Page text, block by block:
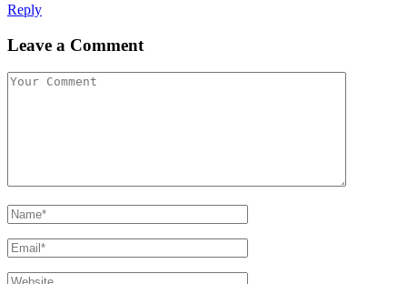
Reply
Leave a Comment